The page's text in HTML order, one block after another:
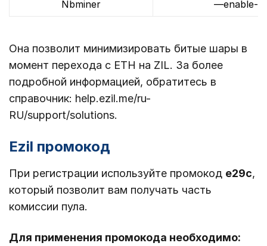
Nbminer
—enable-
Она позволит минимизировать битые шары в
момент перехода с ETH на ZIL. За более
подробной информацией, обратитесь в
справочник: help.ezil.me/ru-
RU/support/solutions.
Ezil промокод
При регистрации используйте промокод e29c,
который позволит вам получать часть
комиссии пула.
Для применения промокода необходимо: